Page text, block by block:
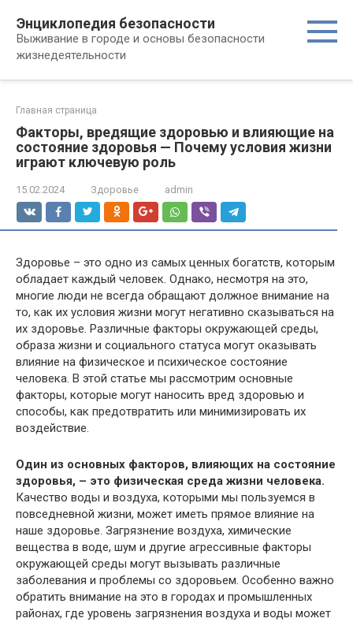
контенту
Энциклопедия безопасности
Выживание в городе и основы безопасности
жизнедеятельности
Главная страница
Факторы, вредящие здоровью и влияющие на
состояние здоровья — Почему условия жизни
играют ключевую роль
15.02.2024 Здоровье admin
Здоровье – это одно из самых ценных богатств, которым
обладает каждый человек. Однако, несмотря на это,
многие люди не всегда обращают должное внимание на
то, как их условия жизни могут негативно сказываться на
их здоровье. Различные факторы окружающей среды,
образа жизни и социального статуса могут оказывать
влияние на физическое и психическое состояние
человека. В этой статье мы рассмотрим основные
факторы, которые могут наносить вред здоровью и
способы, как предотвратить или минимизировать их
воздействие.
Один из основных факторов, влияющих на состояние
здоровья, – это физическая среда жизни человека.
Качество воды и воздуха, которыми мы пользуемся в
повседневной жизни, может иметь прямое влияние на
наше здоровье. Загрязнение воздуха, химические
вещества в воде, шум и другие агрессивные факторы
окружающей среды могут вызывать различные
заболевания и проблемы со здоровьем. Особенно важно
обратить внимание на это в городах и промышленных
районах, где уровень загрязнения воздуха и воды может